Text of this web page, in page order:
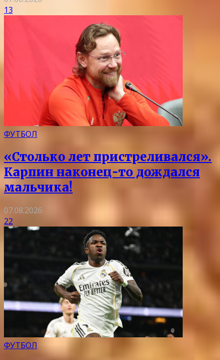
13
ФУТБОЛ
«Столько лет пристреливался».
Карпин наконец-то дождался
мальчика!
07.08.2026
22
ФУТБОЛ